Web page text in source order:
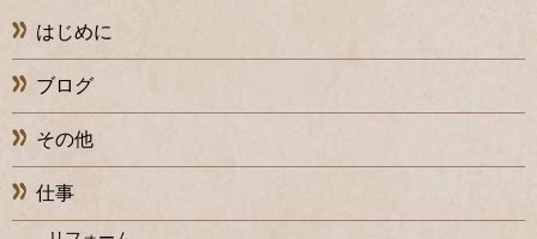
はじめに
ブログ
その他
仕事